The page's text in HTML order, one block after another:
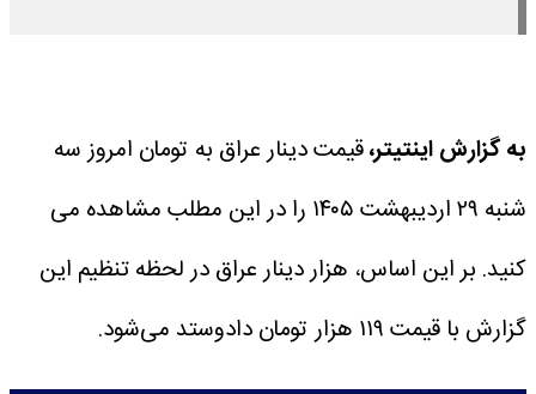
به گزارش اینتیتر،قیمت دینار عراق به تومان امروز سه
شنبه ۲۹ اردیبهشت ۱۴۰۵ را در این مطلب مشاهده می
کنید. بر این اساس، هزار دینار عراق در لحظه تنظیم این
گزارش با قیمت ۱۱۹ هزار تومان دادوستد می‌شود.